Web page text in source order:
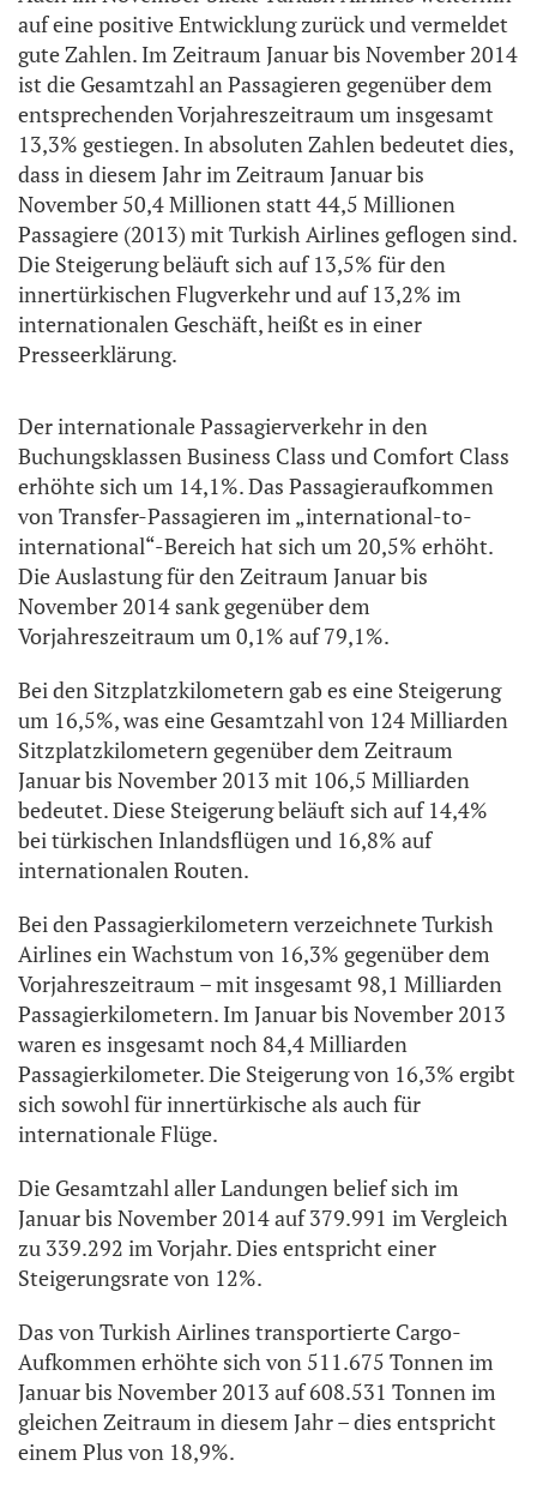
auf eine positive Entwicklung zurück und vermeldet
gute Zahlen. Im Zeitraum Januar bis November 2014
ist die Gesamtzahl an Passagieren gegenüber dem
entsprechenden Vorjahreszeitraum um insgesamt
13,3% gestiegen. In absoluten Zahlen bedeutet dies,
dass in diesem Jahr im Zeitraum Januar bis
November 50,4 Millionen statt 44,5 Millionen
Passagiere (2013) mit Turkish Airlines geflogen sind.
Die Steigerung beläuft sich auf 13,5% für den
innertürkischen Flugverkehr und auf 13,2% im
internationalen Geschäft, heißt es in einer
Presseerklärung.
Der internationale Passagierverkehr in den
Buchungsklassen Business Class und Comfort Class
erhöhte sich um 14,1%. Das Passagieraufkommen
von Transfer-Passagieren im „international-to-
international“-Bereich hat sich um 20,5% erhöht.
Die Auslastung für den Zeitraum Januar bis
November 2014 sank gegenüber dem
Vorjahreszeitraum um 0,1% auf 79,1%.
Bei den Sitzplatzkilometern gab es eine Steigerung
um 16,5%, was eine Gesamtzahl von 124 Milliarden
Sitzplatzkilometern gegenüber dem Zeitraum
Januar bis November 2013 mit 106,5 Milliarden
bedeutet. Diese Steigerung beläuft sich auf 14,4%
bei türkischen Inlandsflügen und 16,8% auf
internationalen Routen.
Bei den Passagierkilometern verzeichnete Turkish
Airlines ein Wachstum von 16,3% gegenüber dem
Vorjahreszeitraum – mit insgesamt 98,1 Milliarden
Passagierkilometern. Im Januar bis November 2013
waren es insgesamt noch 84,4 Milliarden
Passagierkilometer. Die Steigerung von 16,3% ergibt
sich sowohl für innertürkische als auch für
internationale Flüge.
Die Gesamtzahl aller Landungen belief sich im
Januar bis November 2014 auf 379.991 im Vergleich
zu 339.292 im Vorjahr. Dies entspricht einer
Steigerungsrate von 12%.
Das von Turkish Airlines transportierte Cargo-
Aufkommen erhöhte sich von 511.675 Tonnen im
Januar bis November 2013 auf 608.531 Tonnen im
gleichen Zeitraum in diesem Jahr – dies entspricht
einem Plus von 18,9%.